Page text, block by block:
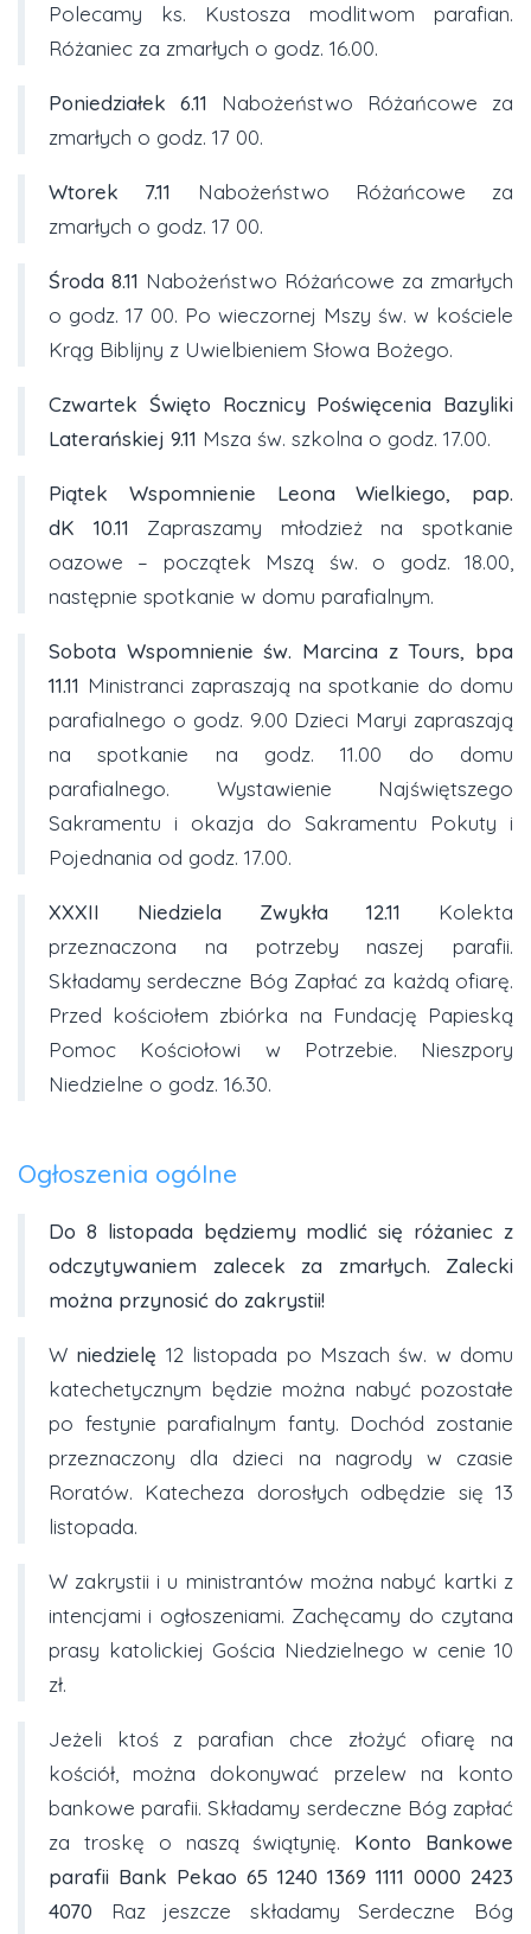
Polecamy ks. Kustosza modlitwom parafian.
Różaniec za zmarłych o godz. 16.00.
Poniedziałek 6.11 Nabożeństwo Różańcowe za
zmarłych o godz. 17 00.
Wtorek 7.11
Nabożeństwo Różańcowe za
zmarłych o godz. 17 00.
Środa 8.11 Nabożeństwo Różańcowe za zmarłych
o godz. 17 00. Po wieczornej Mszy św. w kościele
Krąg Biblijny z Uwielbieniem Słowa Bożego.
Czwartek Święto Rocznicy Poświęcenia Bazyliki
Laterańskiej 9.11 Msza św. szkolna o godz. 17.00.
Piątek Wspomnienie Leona Wielkiego, pap.
dK 10.11 Zapraszamy młodzież na spotkanie
oazowe – początek Mszą św. o godz. 18.00,
następnie spotkanie w domu parafialnym.
Sobota Wspomnienie św. Marcina z Tours, bpa
11.11 Ministranci zapraszają na spotkanie do domu
parafialnego o godz. 9.00 Dzieci Maryi zapraszają
na spotkanie na godz. 11.00 do domu
parafialnego. Wystawienie Najświętszego
Sakramentu i okazja do Sakramentu Pokuty i
Pojednania od godz. 17.00.
XXXII Niedziela Zwykła 12.11 Kolekta
przeznaczona na potrzeby naszej parafii.
Składamy serdeczne Bóg Zapłać za każdą ofiarę.
Przed kościołem zbiórka na Fundację Papieską
Pomoc Kościołowi w Potrzebie. Nieszpory
Niedzielne o godz. 16.30.
Ogłoszenia ogólne
Do 8 listopada będziemy modlić się różaniec z
odczytywaniem zalecek za zmarłych. Zalecki
można przynosić do zakrystii!
W niedzielę 12 listopada po Mszach św. w domu
katechetycznym będzie można nabyć pozostałe
po festynie parafialnym fanty. Dochód zostanie
przeznaczony dla dzieci na nagrody w czasie
Roratów. Katecheza dorosłych odbędzie się 13
listopada.
W zakrystii i u ministrantów można nabyć kartki z
intencjami i ogłoszeniami. Zachęcamy do czytana
prasy katolickiej Gościa Niedzielnego w cenie 10
zł.
Jeżeli ktoś z parafian chce złożyć ofiarę na
kościół, można dokonywać przelew na konto
bankowe parafii. Składamy serdeczne Bóg zapłać
za troskę o naszą świątynię. Konto Bankowe
parafii Bank Pekao 65 1240 1369 1111 0000 2423
4070
Raz jeszcze składamy Serdeczne Bóg